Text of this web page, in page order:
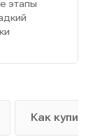
этапы
Как купить